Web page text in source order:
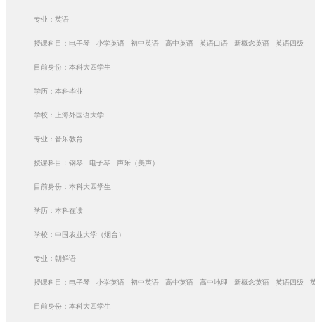
专业：英语
授课科目：电子琴 小学英语 初中英语 高中英语 英语口语 新概念英语 英语四级
目前身份：本科大四学生
学历：本科毕业
学校：上海外国语大学
专业：音乐教育
授课科目：钢琴 电子琴 声乐（美声）
目前身份：本科大四学生
学历：本科在读
学校：中国农业大学（烟台）
专业：朝鲜语
授课科目：电子琴 小学英语 初中英语 高中英语 高中地理 新概念英语 英语四级
目前身份：本科大四学生